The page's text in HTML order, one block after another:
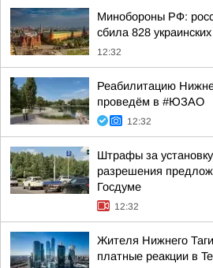
Минобороны РФ:
сбила 828
12:32
Реабилитацию
проведём в #ЮЗАО
12:32
Штрафы за
разрешения
Госдуме
12:32
Жителя Нижнего
платные реакции в